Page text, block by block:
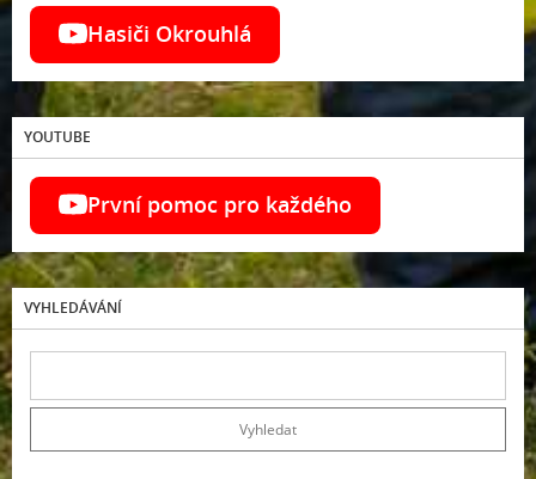
Hasiči Okrouhlá
YOUTUBE
První pomoc pro každého
VYHLEDÁVÁNÍ